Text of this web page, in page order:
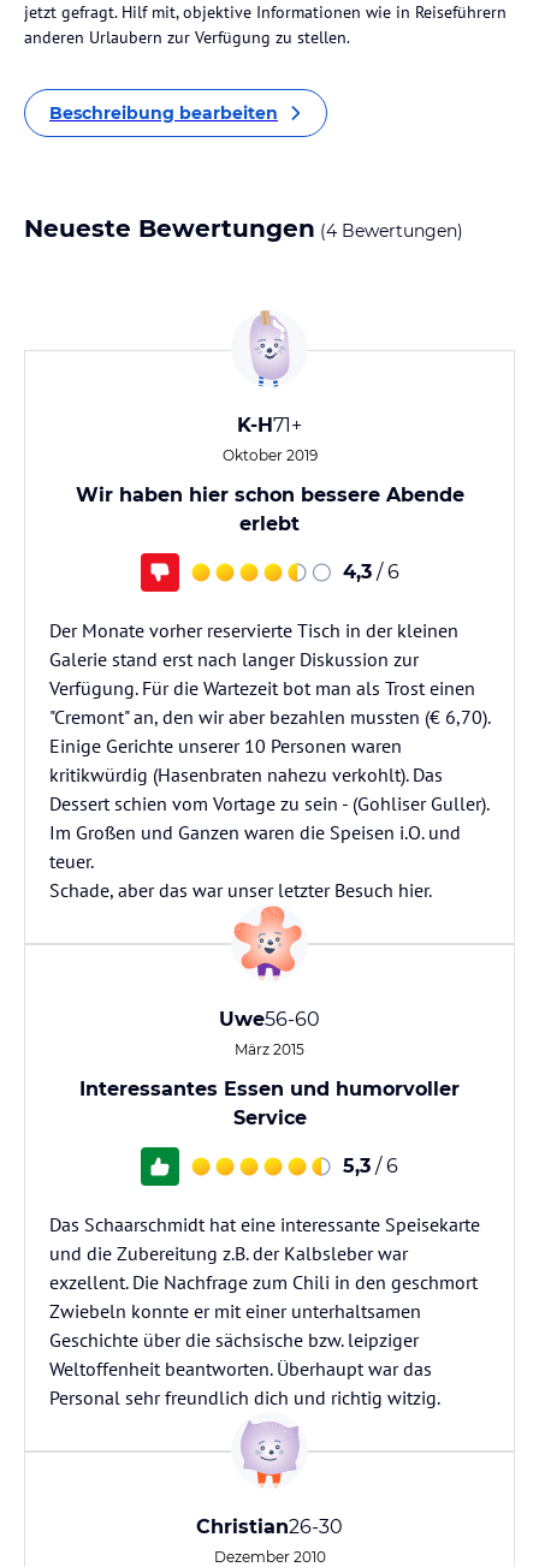
jetzt gefragt. Hilf mit, objektive Informationen wie in Reiseführern
anderen Urlaubern zur Verfügung zu stellen.
Beschreibung bearbeiten
Neueste Bewertungen (4 Bewertungen)
K-H71+
Oktober 2019
Wir haben hier schon bessere Abende
erlebt
4,3 / 6
Der Monate vorher reservierte Tisch in der kleinen
Galerie stand erst nach langer Diskussion zur
Verfügung. Für die Wartezeit bot man als Trost einen
"Cremont" an, den wir aber bezahlen mussten (€ 6,70).
Einige Gerichte unserer 10 Personen waren
kritikwürdig (Hasenbraten nahezu verkohlt). Das
Dessert schien vom Vortage zu sein - (Gohliser Guller).
Im Großen und Ganzen waren die Speisen i.O. und
teuer.
Schade, aber das war unser letzter Besuch hier.
Uwe56-60
März 2015
Interessantes Essen und humorvoller
Service
5,3 / 6
Das Schaarschmidt hat eine interessante Speisekarte
und die Zubereitung z.B. der Kalbsleber war
exzellent. Die Nachfrage zum Chili in den geschmort
Zwiebeln konnte er mit einer unterhaltsamen
Geschichte über die sächsische bzw. leipziger
Weltoffenheit beantworten. Überhaupt war das
Personal sehr freundlich dich und richtig witzig.
Christian26-30
Dezember 2010